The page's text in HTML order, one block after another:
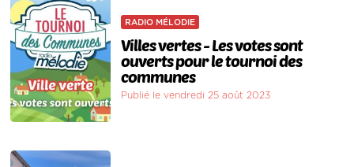
RADIO MÉLODIE
Villes vertes - Les votes sont
ouverts pour le tournoi des
communes
Publié le vendredi 25 août 2023